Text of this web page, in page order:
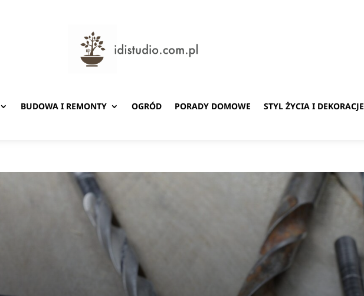
BUDOWA I REMONTY OGRÓD PORADY DOMOWE STYL ŻYCIA I DEKORACJE